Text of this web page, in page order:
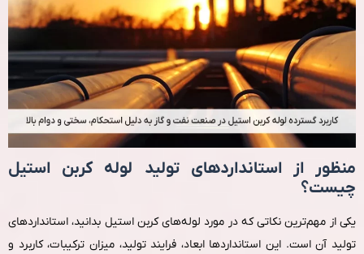
منظور از استانداردهای تولید لوله کربن استیل
چیست؟
یکی از مهم‌ترین نکاتی که در مورد لوله‌های کربن استیل بدانید، استانداردهای
تولید آن است. این استانداردها ابعاد، فرایند تولید، میزان ترکیبات، کاربرد و